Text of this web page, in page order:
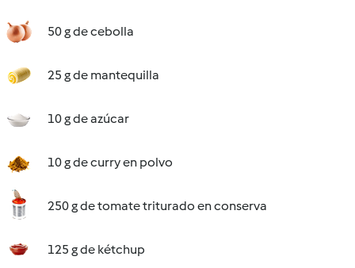
50 g de cebolla
25 g de mantequilla
10 g de azúcar
10 g de curry en polvo
250 g de tomate triturado en conserva
125 g de kétchup